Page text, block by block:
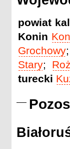
powiat
Konin
Grochowy;
Stary;
turecki